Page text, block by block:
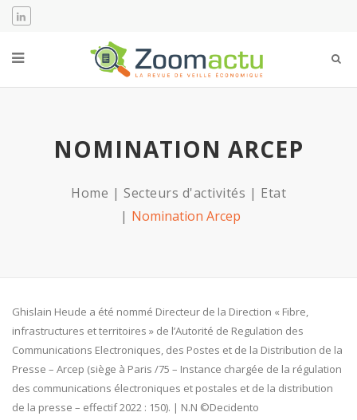
NOMINATION ARCEP
Home Secteurs d'activités
Etat
Nomination Arcep
Ghislain Heude a été nommé Directeur de la Direction « Fibre,
infrastructures et territoires » de l’Autorité de Regulation des
Communications Electroniques, des Postes et de la Distribution de la
Presse – Arcep (siège à Paris /75 – Instance chargée de la régulation
des communications électroniques et postales et de la distribution
de la presse – effectif 2022 : 150). | N.N ©Decidento